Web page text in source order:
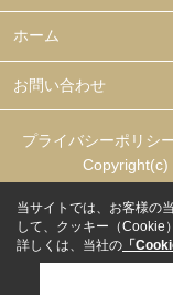
ホーム
お問い合わせ
プライバシーポリシ
Copyright(c)
当サイトでは、お客様の
して、クッキー（Cookie
詳しくは、当社の 「